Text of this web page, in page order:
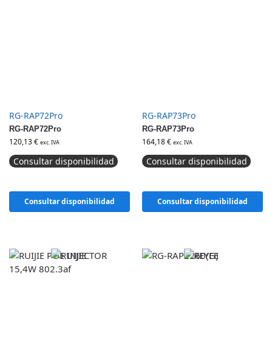
RG-RAP72Pro
RG-RAP72Pro
120,13€ exc. IVA
Consultar disponibilidad
Consultar disponibilidad
RG-RAP73Pro
RG-RAP73Pro
164,18€ exc. IVA
Consultar disponibilidad
Consultar disponibilidad